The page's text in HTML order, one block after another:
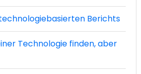
Berichts
Technologie finden, aber